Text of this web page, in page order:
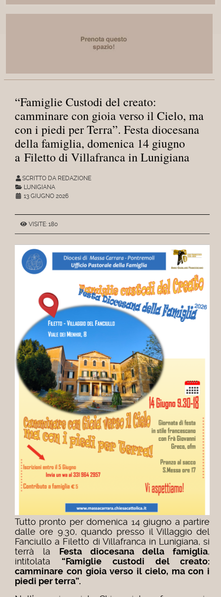
“Famiglie Custodi del creato:
camminare con gioia verso il Cielo, ma
con i piedi per Terra”. Festa diocesana
della famiglia, domenica 14 giugno
a Filetto di Villafranca in Lunigiana
SCRITTO DA REDAZIONE
LUNIGIANA
13 GIUGNO 2026
VISITE: 180
Tutto pronto per domenica 14 giugno a partire
dalle ore 9.30, quando presso il Villaggio del
Fanciullo a Filetto di Villafranca in Lunigiana, si
terrà la Festa diocesana della famiglia,
intitolata “Famiglie custodi del creato:
camminare con gioia verso il cielo, ma con i
piedi per terra”.